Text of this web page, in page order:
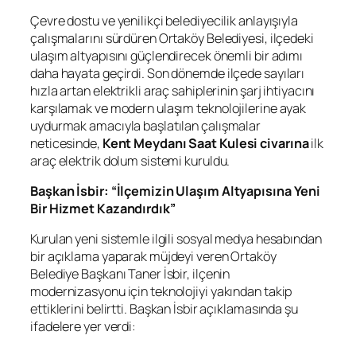
Çevre dostu ve yenilikçi belediyecilik anlayışıyla
çalışmalarını sürdüren Ortaköy Belediyesi, ilçedeki
ulaşım altyapısını güçlendirecek önemli bir adımı
daha hayata geçirdi. Son dönemde ilçede sayıları
hızla artan elektrikli araç sahiplerinin şarj ihtiyacını
karşılamak ve modern ulaşım teknolojilerine ayak
uydurmak amacıyla başlatılan çalışmalar
neticesinde, Kent Meydanı Saat Kulesi civarınailk
araç elektrik dolum sistemi kuruldu.
Başkan İsbir: “İlçemizin Ulaşım Altyapısına Yeni
Bir Hizmet Kazandırdık”
Kurulan yeni sistemle ilgili sosyal medya hesabından
bir açıklama yaparak müjdeyi veren Ortaköy
Belediye Başkanı Taner İsbir, ilçenin
modernizasyonu için teknolojiyi yakından takip
ettiklerini belirtti. Başkan İsbir açıklamasında şu
ifadelere yer verdi: